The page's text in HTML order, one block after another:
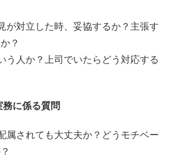
が対立した時、妥協するか？主張す
？
う人か？上司でいたらどう対応する
務に係る質問
属されても大丈夫か？どうモチベー